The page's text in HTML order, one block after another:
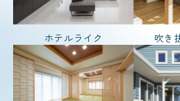
ホテルライク 吹き
坪 〜
坪